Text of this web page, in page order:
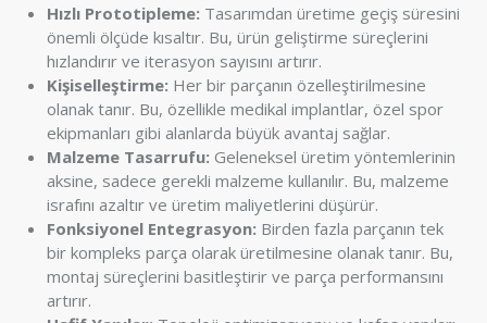
Hızlı Prototipleme: Tasarımdan üretime geçiş süresini
önemli ölçüde kısaltır. Bu, ürün geliştirme süreçlerini
hızlandırır ve iterasyon sayısını artırır.
Kişiselleştirme: Her bir parçanın özelleştirilmesine
olanak tanır. Bu, özellikle medikal implantlar, özel spor
ekipmanları gibi alanlarda büyük avantaj sağlar.
Malzeme Tasarrufu: Geleneksel üretim yöntemlerinin
aksine, sadece gerekli malzeme kullanılır. Bu, malzeme
israfını azaltır ve üretim maliyetlerini düşürür.
Fonksiyonel Entegrasyon: Birden fazla parçanın tek
bir kompleks parça olarak üretilmesine olanak tanır. Bu,
montaj süreçlerini basitleştirir ve parça performansını
artırır.